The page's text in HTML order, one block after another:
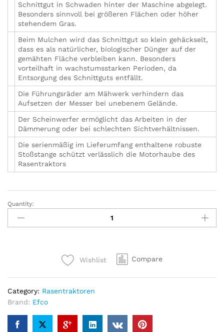
Schnittgut in Schwaden hinter der Maschine abgelegt.
Besonders sinnvoll bei größeren Flächen oder höher
stehendem Gras.
Beim Mulchen wird das Schnittgut so klein gehäckselt,
dass es als natürlicher, biologischer Dünger auf der
gemähten Fläche verbleiben kann. Besonders
vorteilhaft in wachstumsstarken Perioden, da
Entsorgung des Schnittguts entfällt.
Die Führungsräder am Mähwerk verhindern das
Aufsetzen der Messer bei unebenem Gelände.
Der Scheinwerfer ermöglicht das Arbeiten in der
Dämmerung oder bei schlechten Sichtverhältnissen.
Die serienmäßig im Lieferumfang enthaltene robuste
Stoßstange schützt verlässlich die Motorhaube des
Rasentraktors
Efco
Rasentraktor
EF
–
Modell
2021
Neu
Quantity:
Wishlist Compare
Category: Rasentraktoren
Brand: Efco